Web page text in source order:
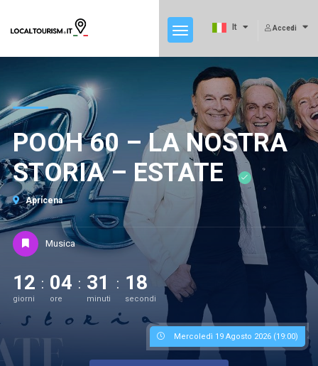
Accedi
It
POOH 60 – LA NOSTRA
STORIA – ESTATE
Apricena
Musica
12
giorni
04
ore
31
minuti
17
secondi
Mercoledì 19 Agosto 2026 (19:00)